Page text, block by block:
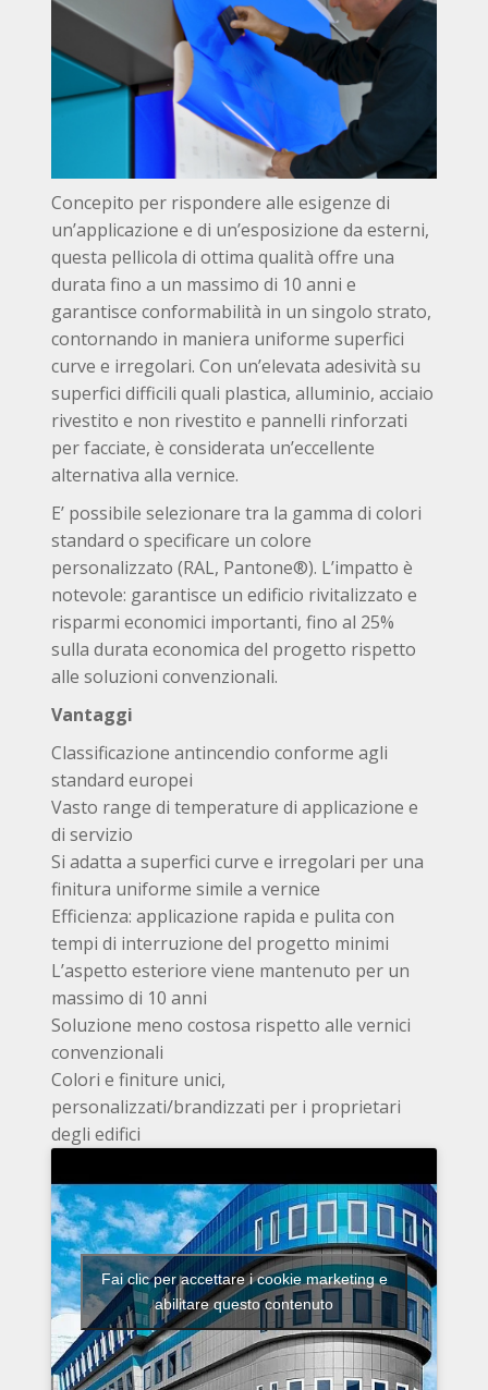
Concepito per rispondere alle esigenze di
un’applicazione e di un’esposizione da esterni,
questa pellicola di ottima qualità offre una
durata fino a un massimo di 10 anni e
garantisce conformabilità in un singolo strato,
contornando in maniera uniforme superfici
curve e irregolari. Con un’elevata adesività su
superfici difficili quali plastica, alluminio, acciaio
rivestito e non rivestito e pannelli rinforzati
per facciate, è considerata un’eccellente
alternativa alla vernice.
E’ possibile selezionare tra la gamma di colori
standard o specificare un colore
personalizzato (RAL, Pantone®). L’impatto è
notevole: garantisce un edificio rivitalizzato e
risparmi economici importanti, fino al 25%
sulla durata economica del progetto rispetto
alle soluzioni convenzionali.
Vantaggi
Classificazione antincendio conforme agli
standard europei
Vasto range di temperature di applicazione e
di servizio
Si adatta a superfici curve e irregolari per una
finitura uniforme simile a vernice
Efficienza: applicazione rapida e pulita con
tempi di interruzione del progetto minimi
L’aspetto esteriore viene mantenuto per un
massimo di 10 anni
Soluzione meno costosa rispetto alle vernici
convenzionali
Colori e finiture unici,
personalizzati/brandizzati per i proprietari
degli edifici
Fai clic per accettare i cookie marketing e
abilitare questo contenuto